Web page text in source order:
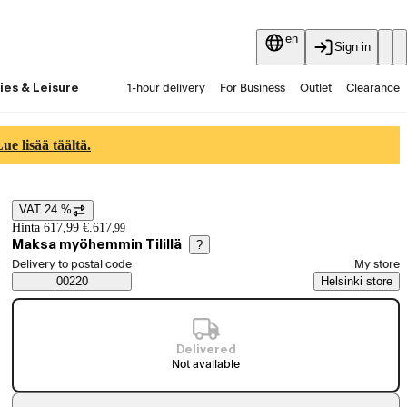
en
Sign in
& Leisure 1-hour delivery For Business Outlet Clearance
lisää täältä.
Price details
VAT 24 %
Hinta 617,99 €.617,99
Maksa myöhemmin Tilillä ?
Saatavuustiedot
Select order method
Delivery to postal code
00220
My store
Helsinki store
Delivered
Not available